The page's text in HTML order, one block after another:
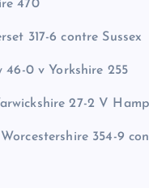
470
317-6 contre Sussex
46-0 v Yorkshire 255
27-2 V
354-9